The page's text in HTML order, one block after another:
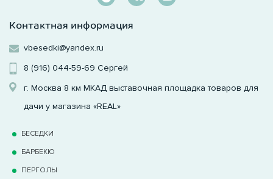
Контактная информация
vbesedki@yandex.ru
8 (916) 044-59-69 Сергей
г. Москва 8 км МКАД выставочная площадка товаров для
дачи у магазина «REAL»
БЕСЕДКИ
БАРБЕКЮ
ПЕРГОЛЫ